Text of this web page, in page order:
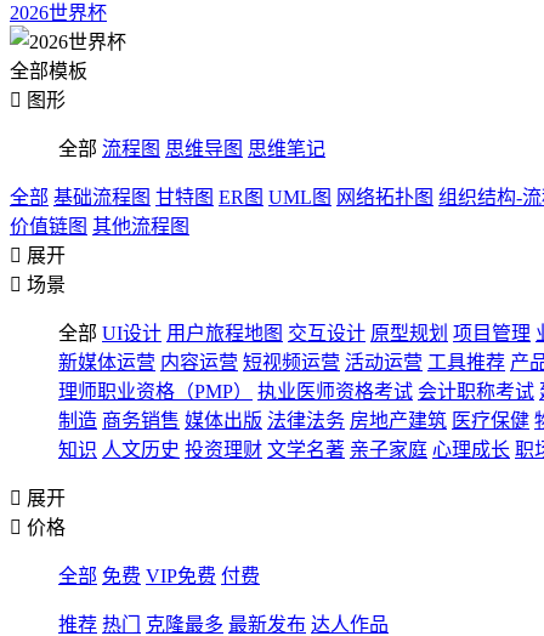
2026世界杯
全部模板
 图形
全部 流程图 思维导图 思维笔记
全部 基础流程图 甘特图 ER图 UML图 网络拓扑图 组织结构-
价值链图 其他流程图
 展开
 场景
全部 UI设计 用户旅程地图 交互设计 原型规划 项目管理
新媒体运营 内容运营 短视频运营 活动运营 工具推荐 产
理师职业资格（PMP）
执业医师资格考试 会计职称考试
制造 商务销售 媒体出版 法律法务 房地产建筑 医疗保健
知识 人文历史 投资理财 文学名著 亲子家庭 心理成长 职
 展开
 价格
全部 免费 VIP免费 付费
推荐 热门 克隆最多 最新发布 达人作品